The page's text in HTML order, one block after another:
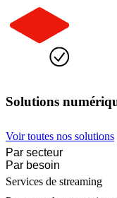
Solutions
Voir toutes nos solutions
Par secteur
Par besoin
Services de streaming